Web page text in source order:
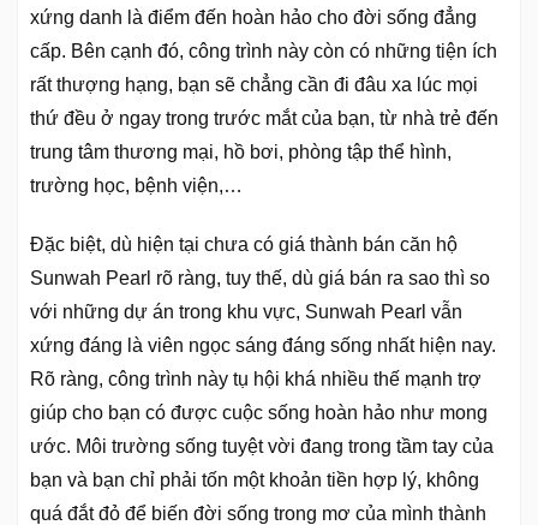
xứng danh là điểm đến hoàn hảo cho đời sống đẳng
cấp. Bên cạnh đó, công trình này còn có những tiện ích
rất thượng hạng, bạn sẽ chẳng cần đi đâu xa lúc mọi
thứ đều ở ngay trong trước mắt của bạn, từ nhà trẻ đến
trung tâm thương mại, hồ bơi, phòng tập thể hình,
trường học, bệnh viện,…
Đặc biệt, dù hiện tại chưa có giá thành bán căn hộ
Sunwah Pearl rõ ràng, tuy thế, dù giá bán ra sao thì so
với những dự án trong khu vực, Sunwah Pearl vẫn
xứng đáng là viên ngọc sáng đáng sống nhất hiện nay.
Rõ ràng, công trình này tụ hội khá nhiều thế mạnh trợ
giúp cho bạn có được cuộc sống hoàn hảo như mong
ước. Môi trường sống tuyệt vời đang trong tầm tay của
bạn và bạn chỉ phải tốn một khoản tiền hợp lý, không
quá đắt đỏ để biến đời sống trong mơ của mình thành